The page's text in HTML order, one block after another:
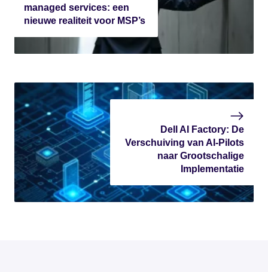
managed services: een
nieuwe realiteit voor MSP’s
Dell AI Factory: De
Verschuiving van AI-Pilots
naar Grootschalige
Implementatie